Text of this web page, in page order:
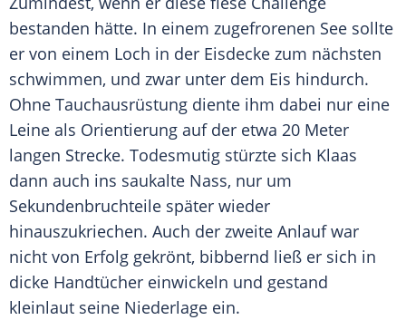
bestanden hätte. In einem zugefrorenen See sollte
er von einem Loch in der Eisdecke zum nächsten
schwimmen, und zwar unter dem Eis hindurch.
Ohne Tauchausrüstung diente ihm dabei nur eine
Leine als Orientierung auf der etwa 20 Meter
langen Strecke. Todesmutig stürzte sich Klaas
dann auch ins saukalte Nass, nur um
Sekundenbruchteile später wieder
hinauszukriechen. Auch der zweite Anlauf war
nicht von Erfolg gekrönt, bibbernd ließ er sich in
dicke Handtücher einwickeln und gestand
kleinlaut seine Niederlage ein.